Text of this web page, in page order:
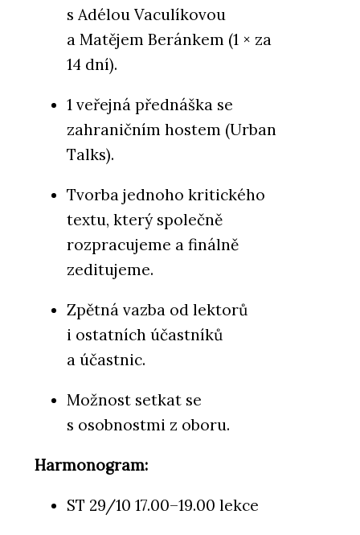
s Adélou Vaculíkovou
a Matějem Beránkem (1 × za
14 dní).
1 veřejná přednáška se
zahraničním hostem (Urban
Talks).
Tvorba jednoho kritického
textu, který společně
rozpracujeme a finálně
zeditujeme.
Zpětná vazba od lektorů
i ostatních účastníků
a účastnic.
Možnost setkat se
s osobnostmi z oboru.
Harmonogram:
ST 29/10 17.00–19.00 lekce